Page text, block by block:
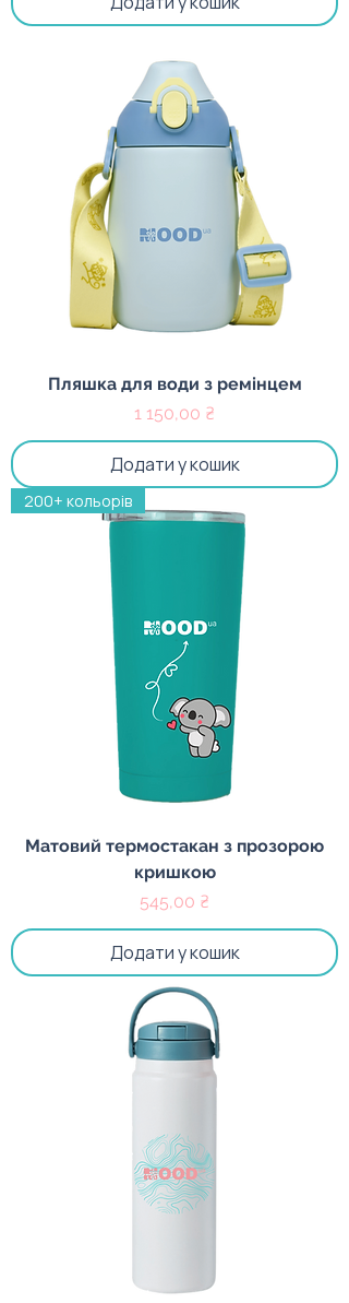
Пляшка для води з ремінцем
Ціна
1 150,00 ₴
Додати у кошик
200+ кольорів
Матовий термостакан з прозорою
кришкою
Ціна
545,00 ₴
Додати у кошик